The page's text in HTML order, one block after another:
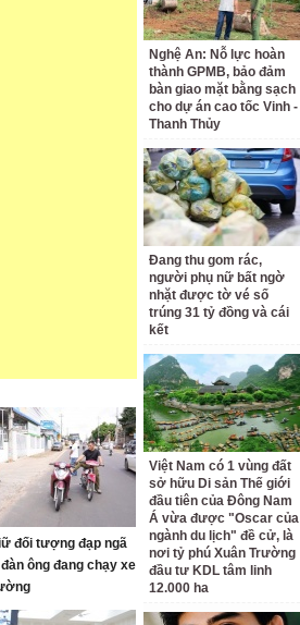
đối tượng đạp ngã
ông đang chạy xe
Nghệ An: Nỗ lực hoàn
thành GPMB, bảo đảm
bàn giao mặt bằng sạch
cho dự án cao tốc Vinh -
Thanh Thủy
Đang thu gom rác,
người phụ nữ bất ngờ
nhặt được tờ vé số
trúng 31 tỷ đồng và cái
kết
Việt Nam có 1 vùng đất
sở hữu Di sản Thế giới
đầu tiên của Đông Nam
Á vừa được "Oscar của
ngành du lịch" đề cử, là
nơi tỷ phú Xuân Trường
đầu tư KDL tâm linh
12.000 ha